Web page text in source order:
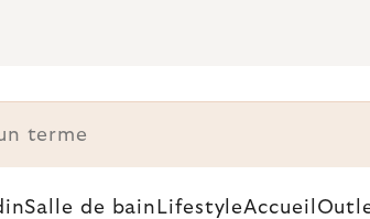
Salle de bain LifestyleAccueil